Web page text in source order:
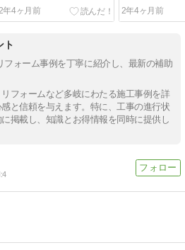
年4ヶ月前 2年4ヶ月前
ト
フォーム事例を丁寧に紹介し、最新の補助
フォームなど多岐にわたる施工事例を詳
と信頼を与えます。特に、工事の進行状
掲載し、知識とお得情報を同時に提供し
4